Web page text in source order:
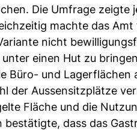
Die Umfrage zeigte
machte das
nicht
einen Hut zu
Büro- und
der Aussensitzplätze
Fläche und die
dass das